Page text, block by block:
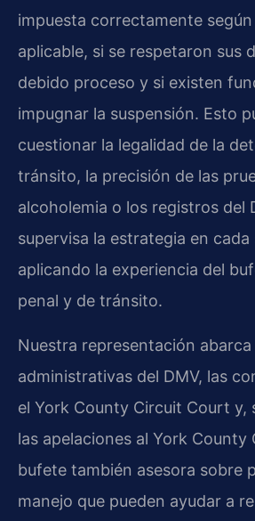
impuesta correctamente según
aplicable, si se respetaron sus
debido proceso y si existen
impugnar la suspensión. Esto
cuestionar la legalidad de la
tránsito, la precisión de las
alcoholemia o los registros del
supervisa la estrategia en cada
aplicando la experiencia del
penal y de tránsito.
Nuestra representación abarca
administrativas del DMV, las
el York County Circuit Court y,
las apelaciones al York County
bufete también asesora sobre
manejo que pueden ayudar a